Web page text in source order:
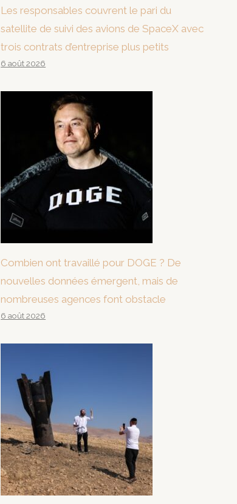
Les responsables couvrent le pari du
satellite de suivi des avions de SpaceX avec
trois contrats d’entreprise plus petits
6 août 2026
Combien ont travaillé pour DOGE ? De
nouvelles données émergent, mais de
nombreuses agences font obstacle
6 août 2026